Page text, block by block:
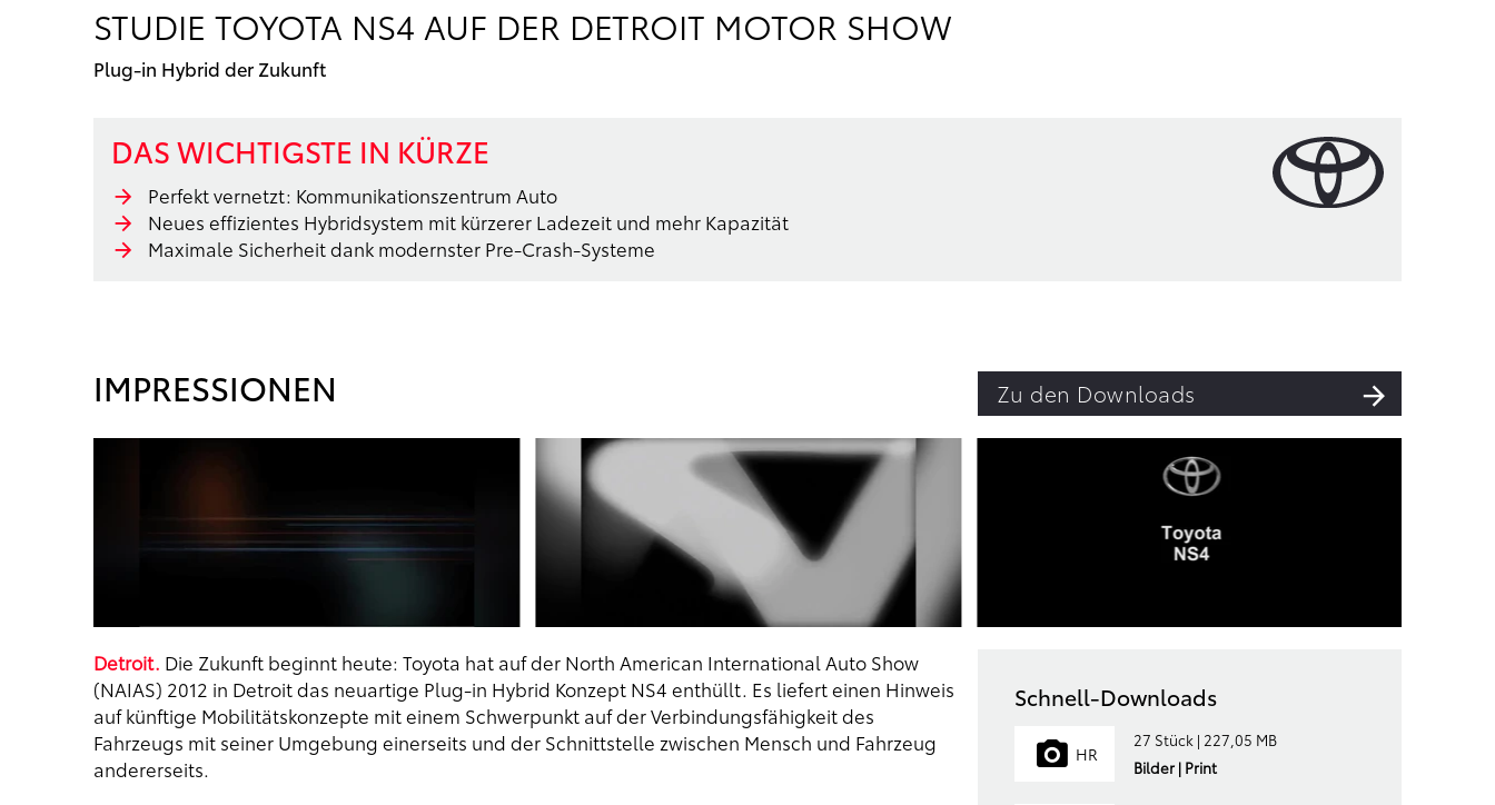
STUDIE TOYOTA NS4 AUF DER DETROIT MOTOR SHOW
Plug-in Hybrid der Zukunft
DAS WICHTIGSTE IN KÜRZE
Perfekt vernetzt: Kommunikationszentrum Auto
Neues effizientes Hybridsystem mit kürzerer Ladezeit und mehr Kapazität
Maximale Sicherheit dank modernster Pre-Crash-Systeme
IMPRESSIONEN Zu den Downloads
Detroit. Die Zukunft beginnt heute: Toyota hat auf der North American International Auto Show
(NAIAS) 2012 in Detroit das neuartige Plug-in Hybrid Konzept NS4 enthüllt. Es liefert einen Hinweis
auf künftige Mobilitätskonzepte mit einem Schwerpunkt auf der Verbindungsfähigkeit des
Fahrzeugs mit seiner Umgebung einerseits und der Schnittstelle zwischen Mensch und Fahrzeug
andererseits.
Schnell-Downloads
HR
27 Stück | 227,05 MB
Bilder | Print